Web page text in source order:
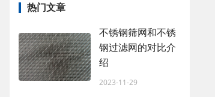
热门文章
不锈钢筛网和不锈
钢过滤网的对比介
绍
2023-11-29